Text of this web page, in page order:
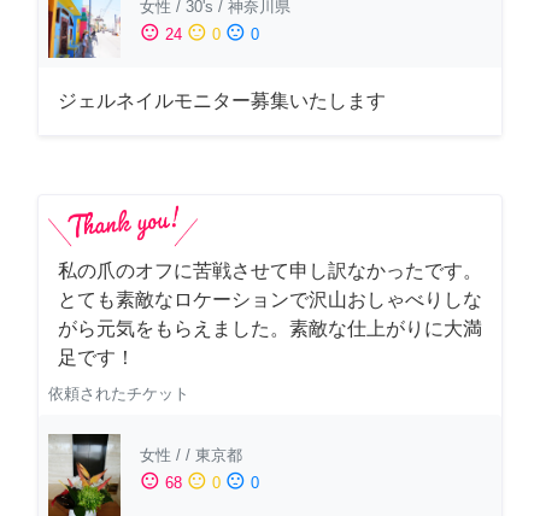
女性 / 30's / 神奈川県
sentiment_satisfied 24 sentiment_neutral 0 sentiment_dissatisfied 0
ジェルネイルモニター募集いたします
私の爪のオフに苦戦させて申し訳なかったです。
とても素敵なロケーションで沢山おしゃべりしな
がら元気をもらえました。素敵な仕上がりに大満
足です！
依頼されたチケット
女性 / / 東京都
sentiment_satisfied 68 sentiment_neutral 0 sentiment_dissatisfied 0